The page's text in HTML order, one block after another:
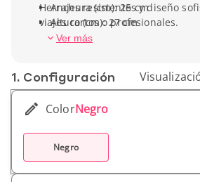
Herrajes resistentes y diseño
viajes cortos o profesionales.
Anchura (cm): 25 cm
Altura (cm): 27 cm
Peso unitario: 1030 gr
Ver más
1. Conf­iguración
ColorNegro
Negro